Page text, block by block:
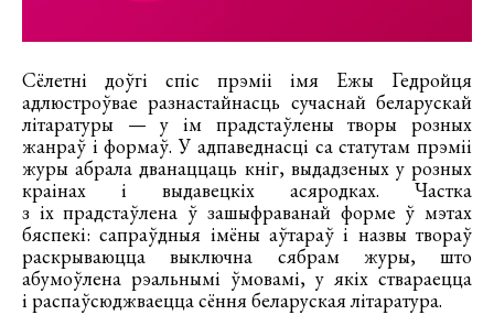
Сёлетні доўгі спіс прэміі імя Ежы Гедройця
адлюстроўвае разнастайнасць сучаснай беларускай
літаратуры — у ім прадстаўлены творы розных
жанраў і формаў. У адпаведнасці са статутам прэміі
журы абрала дванаццаць кніг, выдадзеных у розных
краінах і выдавецкіх асяродках. Частка
з іх прадстаўлена ў зашыфраванай форме ў мэтах
бяспекі: сапраўдныя імёны аўтараў і назвы твораў
раскрываюцца выключна сябрам журы, што
абумоўлена рэальнымі ўмовамі, у якіх ствараецца
і распаўсюджваецца сёння беларуская літаратура.